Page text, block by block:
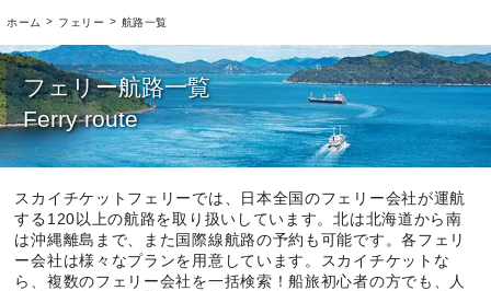
ホーム > フェリー > 航路一覧
フェリー航路一覧
Ferry route
スカイチケットフェリーでは、日本全国のフェリー会社が運航
する120以上の航路を取り扱いしています。北は北海道から南
は沖縄離島まで、また国際線航路の予約も可能です。各フェリ
ー会社は様々なプランを用意しています。スカイチケットな
ら、複数のフェリー会社を一括検索！船旅初心者の方でも、人